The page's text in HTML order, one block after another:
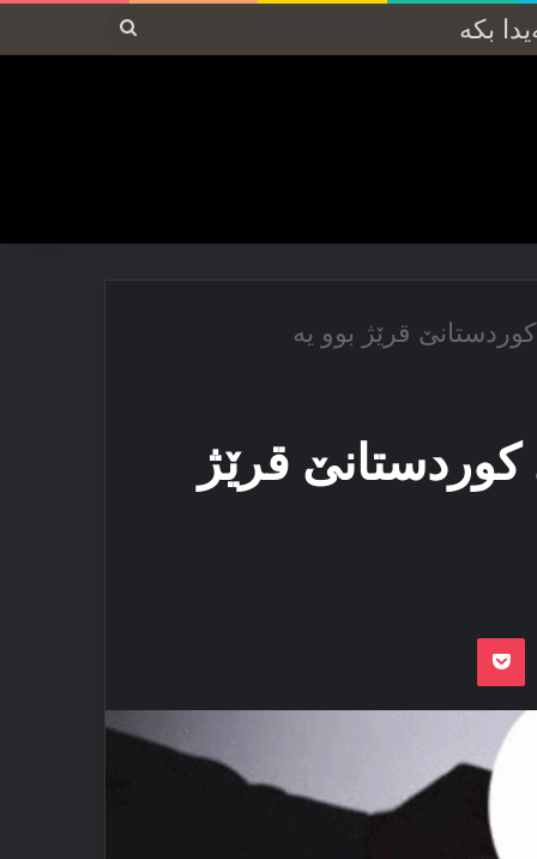
پەیدا
قرێژ بوو یه‌
قرێژ
Odnoklassniki
Pocket